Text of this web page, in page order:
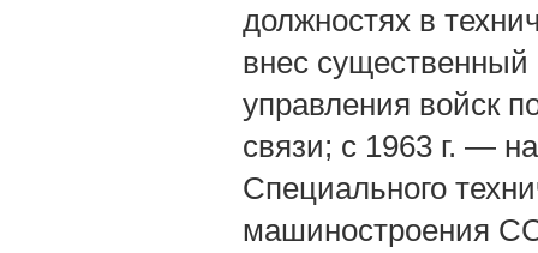
должностях в
внес существенный
управления войск
связи; с 1963 г. —
Специального
машиностроения